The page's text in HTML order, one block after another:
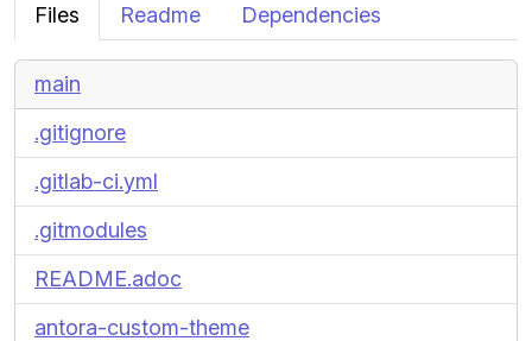
Files Readme Dependencies
main
.gitignore
.gitlab-ci.yml
.gitmodules
README.adoc
antora-custom-theme